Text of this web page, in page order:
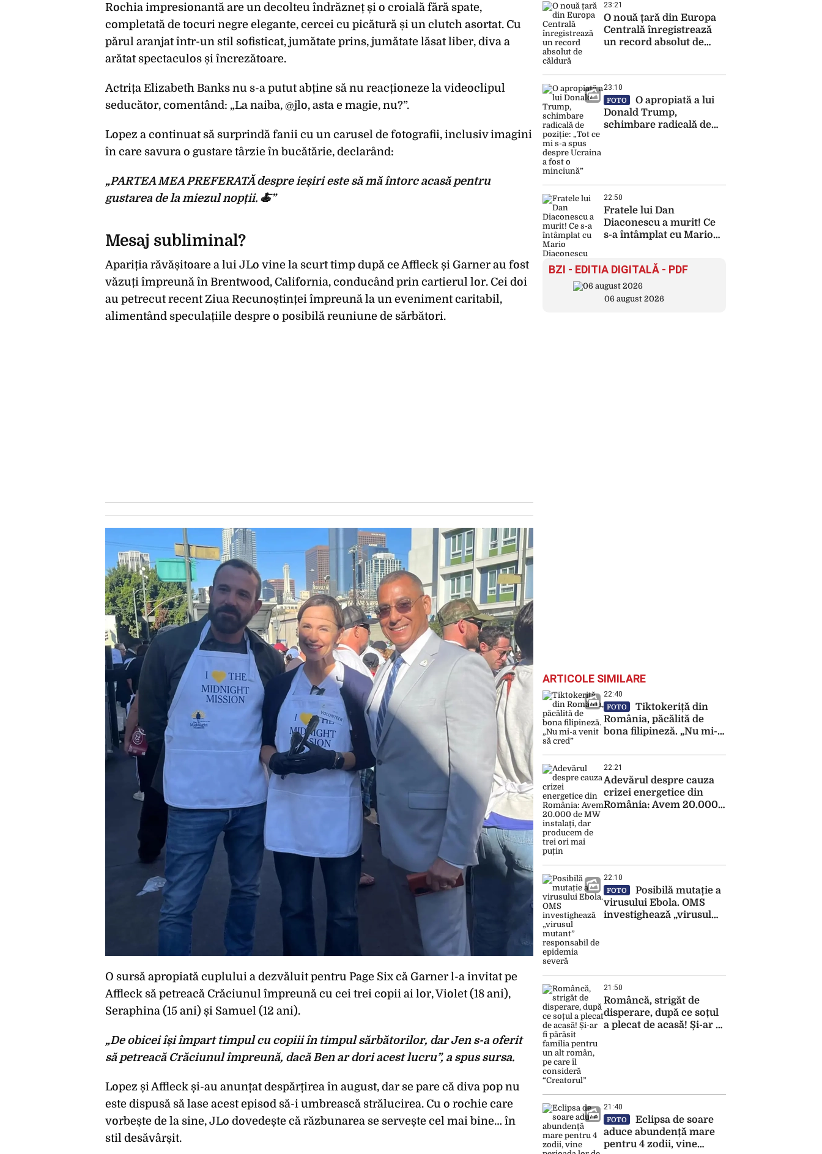
Rochia impresionantă are un decolteu îndrăzneț și o croială fără spate,
completată de tocuri negre elegante, cercei cu picătură și un clutch asortat. Cu
părul aranjat într-un stil sofisticat, jumătate prins, jumătate lăsat liber, diva a
arătat spectaculos și încrezătoare.
Actrița Elizabeth Banks nu s-a putut abține să nu reacționeze la videoclipul
seducător, comentând: „La naiba, @jlo, asta e magie, nu?”.
Lopez a continuat să surprindă fanii cu un carusel de fotografii, inclusiv imagini
în care savura o gustare târzie în bucătărie, declarând:
„PARTEA MEA PREFERATĂ despre ieșiri este să mă întorc acasă pentru
gustarea de la miezul nopții. 🍝”
Mesaj subliminal?
Apariția răvășitoare a lui JLo vine la scurt timp după ce Affleck și Garner au fost
văzuți împreună în Brentwood, California, conducând prin cartierul lor. Cei doi
au petrecut recent Ziua Recunoștinței împreună la un eveniment caritabil,
alimentând speculațiile despre o posibilă reuniune de sărbători.
O sursă apropiată cuplului a dezvăluit pentru Page Six că Garner l-a invitat pe
Affleck să petreacă Crăciunul împreună cu cei trei copii ai lor, Violet (18 ani),
Seraphina (15 ani) și Samuel (12 ani).
„De obicei își împart timpul cu copiii în timpul sărbătorilor, dar Jen s-a oferit
să petreacă Crăciunul împreună, dacă Ben ar dori acest lucru”, a spus sursa.
Lopez și Affleck și-au anunțat despărțirea în august, dar se pare că diva pop nu
este dispusă să lase acest episod să-i umbrească strălucirea. Cu o rochie care
vorbește de la sine, JLo dovedește că răzbunarea se servește cel mai bine… în
stil desăvârșit.
23:21
O nouă țară din Europa
Centrală înregistrează
un record absolut de
23:10
FOTO
O apropiată a lui
Donald Trump,
schimbare radicală de
22:50
Fratele lui Dan
Diaconescu a murit! Ce
s-a întâmplat cu Mario
BZI - EDITIA DIGITALĂ - PDF
06 august 2026
ARTICOLE SIMILARE
22:40
FOTO
Tiktokeriță din
România, păcălită de
bona filipineză. „Nu mi-a
22:21
Adevărul despre cauza
crizei energetice din
România: Avem 20.000
22:10
FOTO
Posibilă mutație a
virusului Ebola. OMS
investighează „virusul
21:50
Româncă, strigăt de
disperare, după ce soțul
a plecat de acasă! Și-ar fi
21:40
FOTO
Eclipsa de soare
aduce abundență mare
pentru 4 zodii, vine